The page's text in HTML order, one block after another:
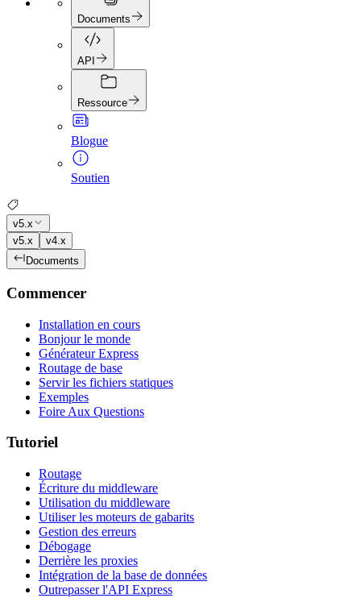
Documents
API
Ressource
Blogue
Soutien
v5.x
v5.x
v4.x
Documents
Commencer
Installation en cours
Bonjour le monde
Générateur Express
Routage de base
Servir les fichiers statiques
Exemples
Foire Aux Questions
Tutoriel
Routage
Écriture du middleware
Utilisation du middleware
Utiliser les moteurs de gabarits
Gestion des erreurs
Débogage
Derrière les proxies
Intégration de la base de données
Outrepasser l'API Express